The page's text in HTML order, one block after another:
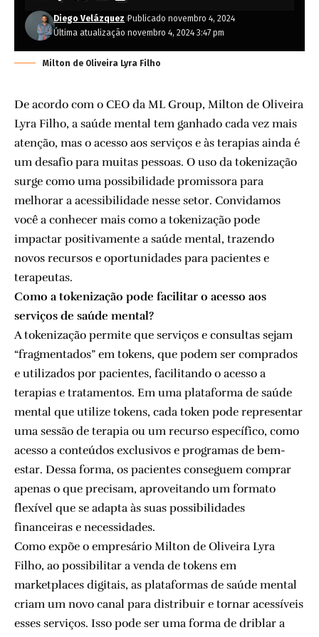
Última atualização novembro 4, 2024 3:47 pm
Diego Velázquez Publicado novembro 4, 2024
Milton de Oliveira Lyra Filho
De acordo com o CEO da ML Group, Milton de Oliveira
Lyra Filho, a saúde mental tem ganhado cada vez mais
atenção, mas o acesso aos serviços e às terapias ainda é
um desafio para muitas pessoas. O uso da tokenização
surge como uma possibilidade promissora para
melhorar a acessibilidade nesse setor. Convidamos
você a conhecer mais como a tokenização pode
impactar positivamente a saúde mental, trazendo
novos recursos e oportunidades para pacientes e
terapeutas.
Como a tokenização pode facilitar o acesso aos
serviços de saúde mental?
A tokenização permite que serviços e consultas sejam
“fragmentados” em tokens, que podem ser comprados
e utilizados por pacientes, facilitando o acesso a
terapias e tratamentos. Em uma plataforma de saúde
mental que utilize tokens, cada token pode representar
uma sessão de terapia ou um recurso específico, como
acesso a conteúdos exclusivos e programas de bem-
estar. Dessa forma, os pacientes conseguem comprar
apenas o que precisam, aproveitando um formato
flexível que se adapta às suas possibilidades
financeiras e necessidades.
Como expõe o empresário Milton de Oliveira Lyra
Filho, ao possibilitar a venda de tokens em
marketplaces digitais, as plataformas de saúde mental
criam um novo canal para distribuir e tornar acessíveis
esses serviços. Isso pode ser uma forma de driblar a